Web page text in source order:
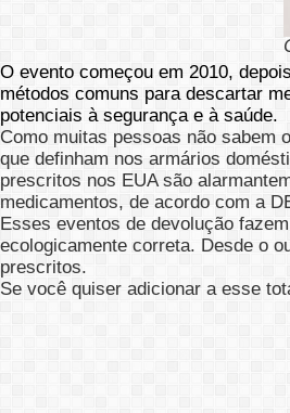
O evento começou em 2010,
métodos comuns para descartar
potenciais à segurança e à saúde.
Como muitas pessoas não sabem
que definham nos armários
prescritos nos EUA são
medicamentos, de acordo com a
Esses eventos de devolução
ecologicamente correta. Desde o
prescritos.
Se você quiser adicionar a esse